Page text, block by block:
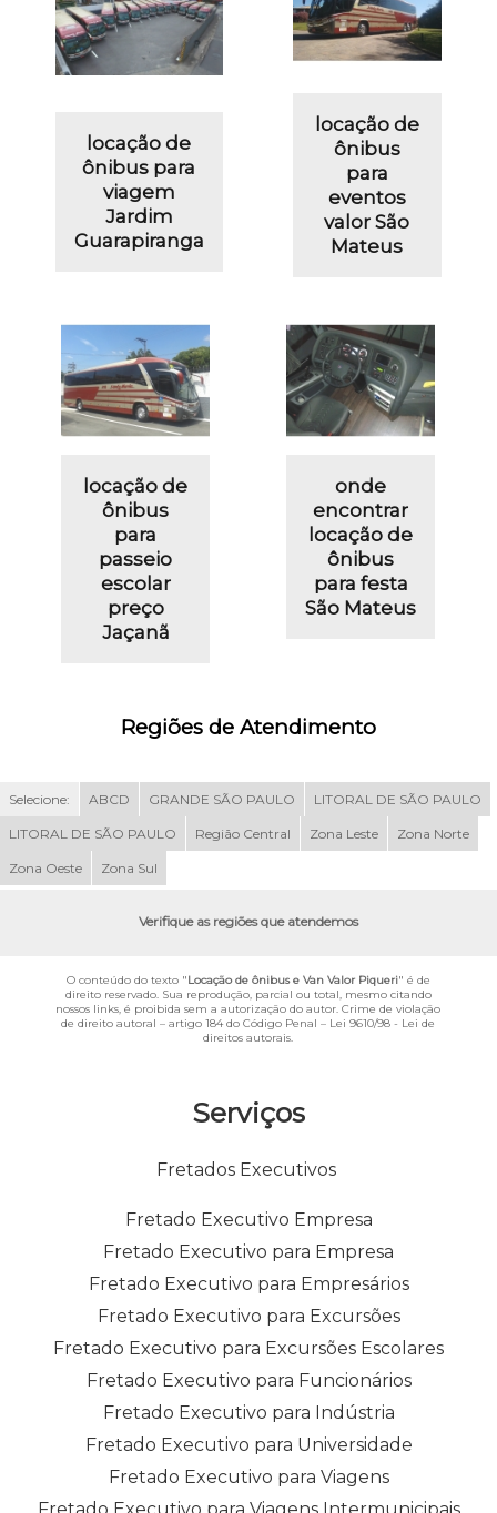
Serviços
Fretados Executivos
Fretado Executivo Empresa
Fretado Executivo para Empresa
Fretado Executivo para Empresários
Fretado Executivo para Excursões
Fretado Executivo para Excursões Escolares
Fretado Executivo para Funcionários
Fretado Executivo para Indústria
Fretado Executivo para Universidade
Fretado Executivo para Viagens
locação de
ônibus para
viagem
Jardim
Guarapiranga
locação de
ônibus
para
eventos
valor São
Mateus
locação de
ônibus
para
passeio
escolar
preço
Jaçanã
onde
encontrar
locação de
ônibus
para festa
São Mateus
Regiões de Atendimento
Selecione: ABCD GRANDE SÃO PAULO LITORAL DE SÃO PAULO
LITORAL DE SÃO PAULO Região Central Zona Leste Zona Norte
Zona Oeste Zona Sul
Verifique as regiões que atendemos
O conteúdo do texto "Locação de ônibus e Van Valor Piqueri" é de
direito reservado. Sua reprodução, parcial ou total, mesmo citando
nossos links, é proibida sem a autorização do autor. Crime de violação
de direito autoral – artigo 184 do Código Penal – Lei 9610/98 - Lei de
direitos autorais.